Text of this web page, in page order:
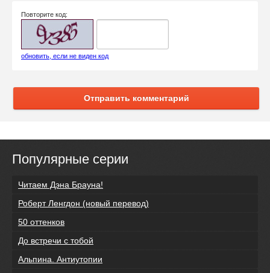
Повторите код:
обновить, если не виден код
Отправить комментарий
Популярные серии
Читаем Дэна Брауна!
Роберт Ленгдон (новый перевод)
50 оттенков
До встречи с тобой
Альпина. Антиутопии